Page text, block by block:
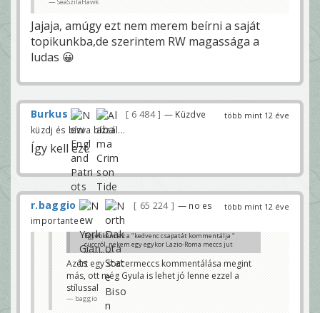
SeaSzilaHawk
Jajaja, amúgy ezt nem merem beírni a saját
topikunkba,de szerintem RW magassága a
ludas 😀
több mint 12 éve
Burkus 6 484
— Küzdve
küzdj és bízva bízzál...
Így kell ezt.
több mint 12 éve
r.baggio 65 224
— no es
importante
Egyébként ez a "kedvenc csapatát kommentálja "
cuccról, nekem egy egykor Lazio-Roma meccs jut
eszembe.
Méhes Gabi és Szanisló Csabi kommentálta, egyik
Lazio másik Roma drukker, én rohadtul élveztem 😀
Toca
Azért egy soccermeccs kommentálása megint
más, ott még Gyula is lehet jó lenne ezzel a
stílussal
baggio